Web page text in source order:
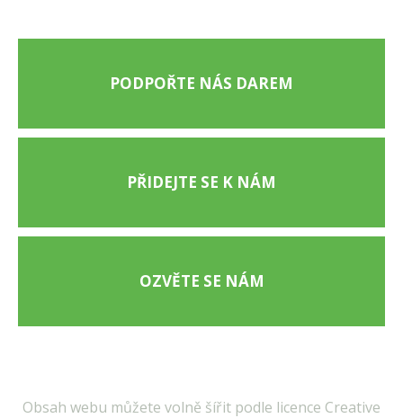
PODPOŘTE NÁS DAREM
PŘIDEJTE SE K NÁM
OZVĚTE SE NÁM
Obsah webu můžete volně šířit podle licence Creative